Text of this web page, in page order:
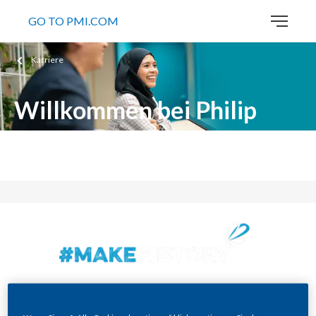
GO TO PMI.COM
Karriere
Willkommen bei Philip